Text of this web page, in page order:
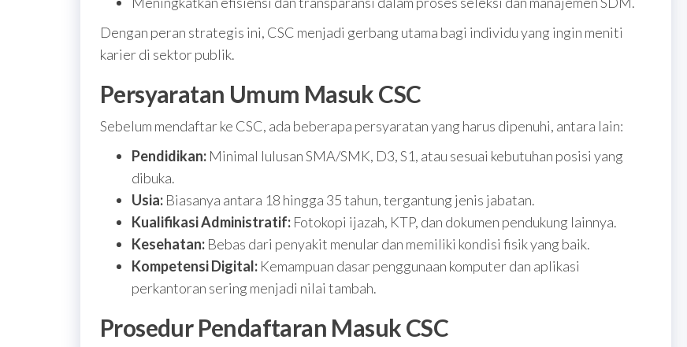
Dengan peran strategis ini, CSC menjadi gerbang utama bagi individu yang ingin meniti
karier di sektor publik.
Persyaratan Umum Masuk CSC
Sebelum mendaftar ke CSC, ada beberapa persyaratan yang harus dipenuhi, antara lain:
Pendidikan: Minimal lulusan SMA/SMK, D3, S1, atau sesuai kebutuhan posisi yang
dibuka.
Usia: Biasanya antara 18 hingga 35 tahun, tergantung jenis jabatan.
Kualifikasi Administratif: Fotokopi ijazah, KTP, dan dokumen pendukung lainnya.
Kesehatan: Bebas dari penyakit menular dan memiliki kondisi fisik yang baik.
Kompetensi Digital: Kemampuan dasar penggunaan komputer dan aplikasi
perkantoran sering menjadi nilai tambah.
Prosedur Pendaftaran Masuk CSC